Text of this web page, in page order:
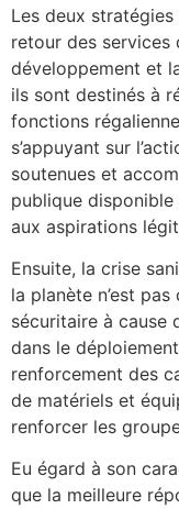
Les deux
retour des services
développement et
ils sont destinés à
fonctions
s’appuyant sur
soutenues et
publique
aux aspirations
Ensuite, la crise
la planète n’est
sécuritaire à cause
dans le
renforcement des
de matériels et
renforcer les
Eu égard à son
que la meilleure